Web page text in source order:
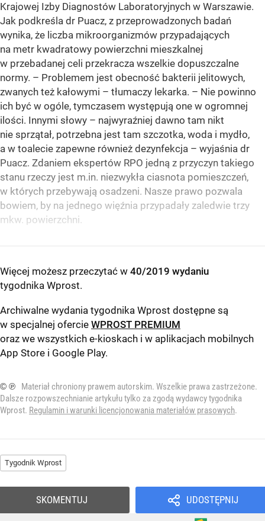
Krajowej Izby Diagnostów Laboratoryjnych w Warszawie.
Jak podkreśla dr Puacz, z przeprowadzonych badań
wynika, że liczba mikroorganizmów przypadających
na metr kwadratowy powierzchni mieszkalnej
w przebadanej celi przekracza wszelkie dopuszczalne
normy. – Problemem jest obecność bakterii jelitowych,
zwanych też kałowymi – tłumaczy lekarka. – Nie powinno
ich być w ogóle, tymczasem występują one w ogromnej
ilości. Innymi słowy – najwyraźniej dawno tam nikt
nie sprzątał, potrzebna jest tam szczotka, woda i mydło,
a w toalecie zapewne również dezynfekcja – wyjaśnia dr
Puacz. Zdaniem ekspertów RPO jedną z przyczyn takiego
stanu rzeczy jest m.in. niezwykła ciasnota pomieszczeń,
w których przebywają osadzeni. Nasze prawo pozwala
bowiem, by na jednego więźnia przypadały zaledwie trzy
mkw. powierzchni.
Więcej możesz przeczytać w 40/2019 wydaniu
tygodnika Wprost.
Archiwalne wydania tygodnika Wprost dostępne są
w specjalnej ofercie WPROST PREMIUM
oraz we wszystkich e-kioskach i w aplikacjach mobilnych
App Store i Google Play.
© ℗
Materiał chroniony prawem autorskim. Wszelkie prawa zastrzeżone.
Dalsze rozpowszechnianie artykułu tylko za zgodą wydawcy tygodnika
Wprost. Regulamin i warunki licencjonowania materiałów prasowych.
Tygodnik Wprost
UDOSTĘPNIJ
SKOMENTUJ